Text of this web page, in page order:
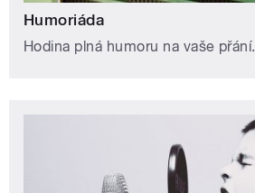
Humoriáda
Hodina plná humoru na vaše přání.